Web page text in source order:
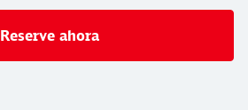
Reserve ahora